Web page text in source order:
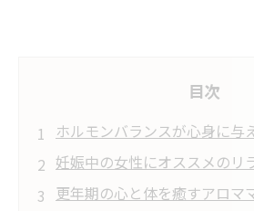
目次
ホルモンバランスが心身に与
妊娠中の女性にオススメのリ
更年期の心と体を癒すアロマ